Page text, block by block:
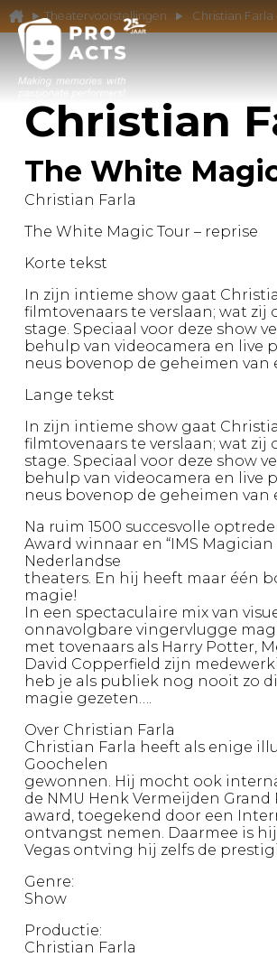
Theatervoorstellingen Christian Farla
Christian
The White
Christian Farla
The White Magic Tour – reprise
Korte tekst
In zijn intieme show gaat
filmtovenaars te verslaan; wat
stage. Speciaal voor deze show
behulp van videocamera en
neus bovenop de geheimen van
Lange tekst
In zijn intieme show gaat
filmtovenaars te verslaan; wat
stage. Speciaal voor deze show
behulp van videocamera en
neus bovenop de geheimen van
Na ruim 1500 succesvolle
Award winnaar en “IMS
Nederlandse
theaters. En hij heeft maar één
magie!
In een spectaculaire mix van
onnavolgbare vingervlugge
met tovenaars als Harry Potter,
David Copperfield zijn
heb je als publiek nog nooit zo
magie gezeten….
Over Christian Farla
Christian Farla heeft als enige
Goochelen
gewonnen. Hij mocht ook
de NMU Henk Vermeijden Grand
award, toegekend door een
ontvangst nemen. Daarmee is
Vegas ontving hij zelfs de
Genre:
Show
Productie:
Christian Farla